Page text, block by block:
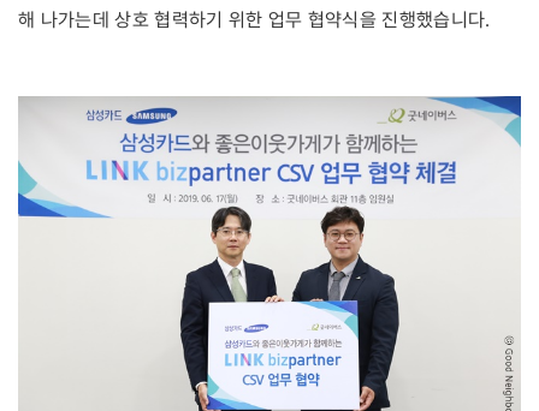
해 나가는데 상호 협력하기 위한 업무 협약식을 진행했습니다.